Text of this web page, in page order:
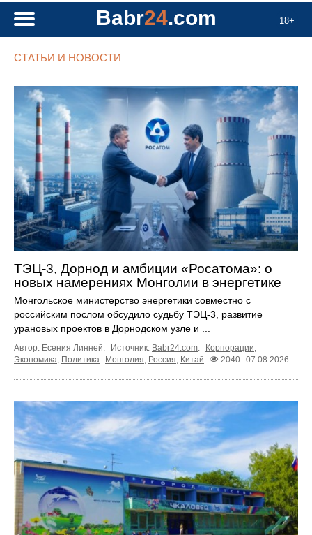
18+
Babr24.com
СТАТЬИ И НОВОСТИ
ТЭЦ-3, Дорнод и амбиции «Росатома»: о
новых намерениях Монголии в энергетике
Монгольское министерство энергетики совместно с
российским послом обсудило судьбу ТЭЦ‑3, развитие
урановых проектов в Дорнодском узле и ...
Автор: Есения Линней. Источник: Babr24.com Корпорации
Экономика Политика Монголия Россия Китай 2040 07.08.2026